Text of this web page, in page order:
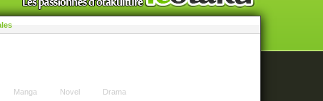
Manga Novel Drama